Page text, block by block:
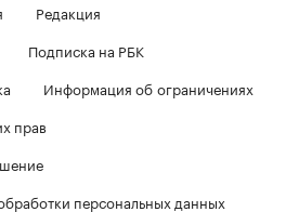
Редакция
Подписка на РБК
Информация об ограничениях
прав
персональных данных